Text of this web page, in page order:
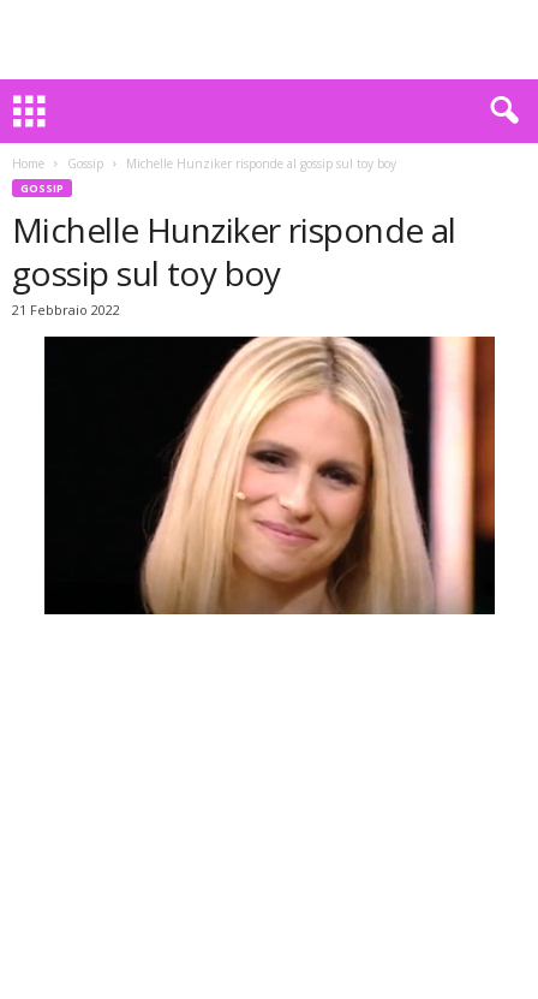
Home Gossip Michelle Hunziker risponde al gossip sul toy boy
GOSSIP
Michelle Hunziker risponde al
gossip sul toy boy
21 Febbraio 2022